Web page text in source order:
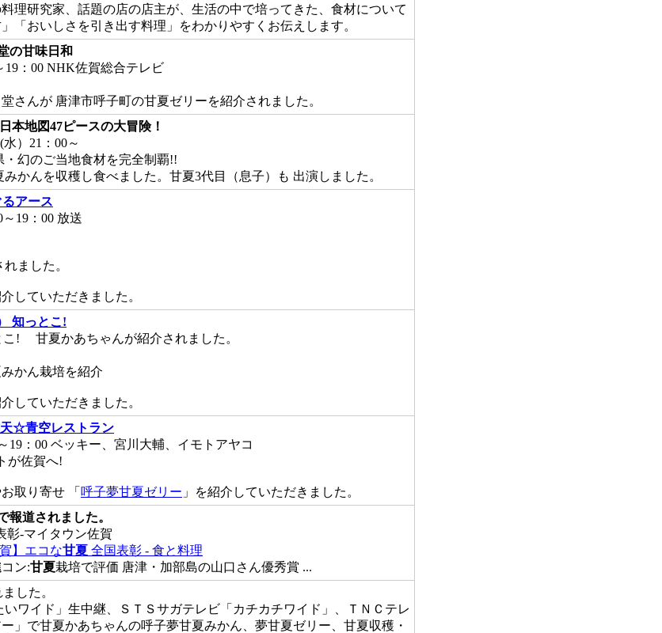
理研究家、話題の店の店主が、生活の中で培ってきた、食材について
「おいしさを引き出す料理」をわかりやすくお伝えします。
の甘味日和
19：00 NHK佐賀総合テレビ
さんが 唐津市呼子町の甘夏ゼリーを紹介されました。
地図47ピースの大冒険！
）21：00～
幻のご当地食材を完全制覇!!
かんを収穫し食べました。甘夏3代目（息子）も 出演しました。
アース
19：00 放送
ました。
介していただきました。
知っとこ!
! 甘夏かあちゃんが紹介されました。
かん栽培を紹介
介していただきました。
天☆青空レストラン
19：00 ベッキー、宮川大輔、イモトアヤコ
が佐賀へ!
取り寄せ 「 呼子夢甘夏ゼリー 」を紹介していただきました。
報道されました。
彰-マイタウン佐賀
】エコな甘夏 全国表彰 - 食と料理
コン:甘夏栽培で評価 唐津・加部島の山口さん優秀賞 ...
した。
ワイド」生中継、ＳＴＳサガテレビ「カチカチワイド」、ＴＮＣテレ
」で甘夏かあちゃんの呼子夢甘夏みかん、夢甘夏ゼリー、甘夏収穫・